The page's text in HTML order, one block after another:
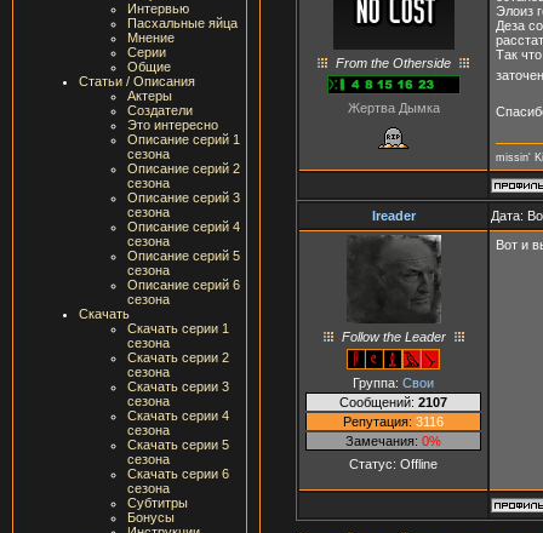
Интервью
Пасхальные яйца
Мнение
Серии
Общие
Статьи / Описания
Актеры
Создатели
Это интересно
Описание серий 1
сезона
Описание серий 2
сезона
Описание серий 3
сезона
Описание серий 4
сезона
Описание серий 5
сезона
Описание серий 6
сезона
Скачать
Скачать серии 1
сезона
Скачать серии 2
сезона
Скачать серии 3
сезона
Скачать серии 4
сезона
Скачать серии 5
сезона
Скачать серии 6
сезона
Субтитры
Бонусы
From the Otherside
Жертва Дымка
Элоиз
Деза
Так
missin'
Ireader Дата:
Follow the Leader
Группа: Свои
Сообщений: 2107
Репутация: 3116
Замечания: 0%
Статус: Offline
Вот и